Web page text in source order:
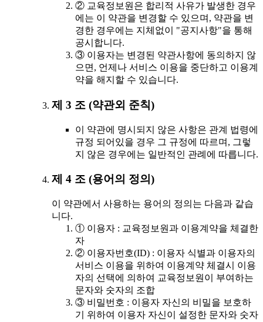
② 교육정보원은 합리적 사유가 발생한 경우
에는 이 약관을 변경할 수 있으며, 약관을 변
경한 경우에는 지체없이 "공지사항"을 통해
공시합니다.
③ 이용자는 변경된 약관사항에 동의하지 않
으면, 언제나 서비스 이용을 중단하고 이용계
약을 해지할 수 있습니다.
제 3 조 (약관외 준칙)
이 약관에 명시되지 않은 사항은 관계 법령에
규정 되어있을 경우 그 규정에 따르며, 그렇
지 않은 경우에는 일반적인 관례에 따릅니다.
제 4 조 (용어의 정의)
이 약관에서 사용하는 용어의 정의는 다음과 같습
니다.
① 이용자 : 교육정보원과 이용계약을 체결한
자
② 이용자번호(ID) : 이용자 식별과 이용자의
서비스 이용을 위하여 이용계약 체결시 이용
자의 선택에 의하여 교육정보원이 부여하는
문자와 숫자의 조합
③ 비밀번호 : 이용자 자신의 비밀을 보호하
기 위하여 이용자 자신이 설정한 문자와 숫자